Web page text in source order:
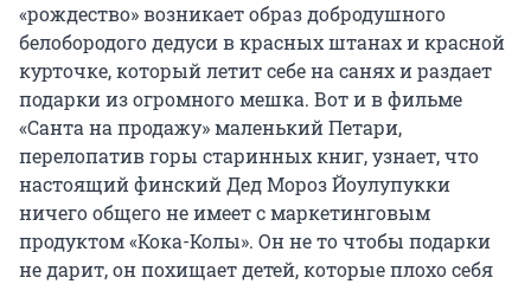
«рождество» возникает образ добродушного
белобородого дедуси в красных штанах и красной
курточке, который летит себе на санях и раздает
подарки из огромного мешка. Вот и в фильме
«Санта на продажу» маленький Петари,
перелопатив горы старинных книг, узнает, что
настоящий финский Дед Мороз Йоулупукки
ничего общего не имеет с маркетинговым
продуктом «Кока-Колы». Он не то чтобы подарки
не дарит, он похищает детей, которые плохо себя